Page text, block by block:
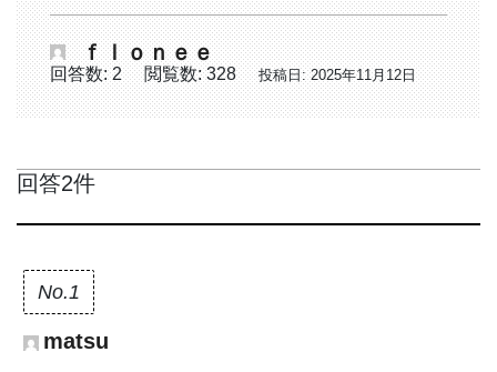
ｆｌｏｎｅｅ
回答数: 2 閲覧数: 328 投稿日: 2025年11月12日
回答2件
No.1
matsu